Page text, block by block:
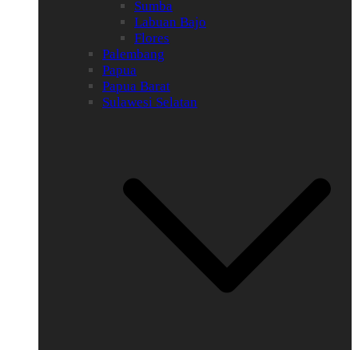
Sumba
Labuan Bajo
Flores
Palembang
Papua
Papua Barat
Sulawesi Selatan